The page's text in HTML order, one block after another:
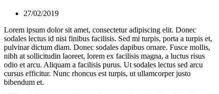
27/02/2019
Lorem ipsum dolor sit amet, consectetur adipiscing elit. Donec
sodales lectus id nisi finibus facilisis. Sed mi turpis, porta a turpis et,
pulvinar dictum diam. Donec sodales dapibus ornare. Fusce mollis,
nibh at sollicitudin laoreet, lorem ex facilisis magna, a luctus risus
odio et arcu. Aliquam a facilisis purus. Ut sodales lectus sed arcu
cursus efficitur. Nunc rhoncus est turpis, ut ullamcorper justo
bibendum et.